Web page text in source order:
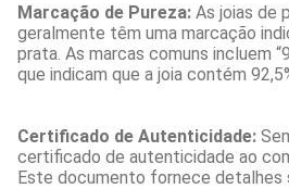
Marcação de Pureza: As joias de
geralmente têm uma marcação
prata. As marcas comuns incluem
que indicam que a joia contém
Certificado de Autenticidade:
certificado de autenticidade ao
Este documento fornece detalhes